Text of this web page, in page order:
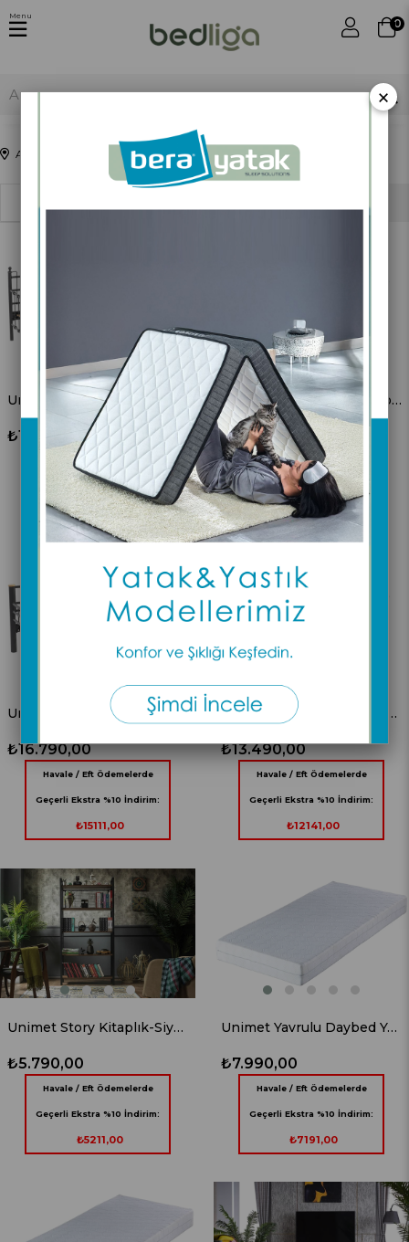
0
Menu
Anasayfa Sepette11İndirim
Unimet Lalas Dk Metal Sofa Sedir Üçlü Koltuk Siyah (Mindersiz)
₺17.490,00
Havale / Eft Ödemelerde
Geçerli Ekstra %10 İndirim:
₺15741,00
Unimet Lalas Dk Metal Sofa Sedir İkili Koltuk Siyah (Mindersiz)
₺14.190,00
Havale / Eft Ödemelerde
Geçerli Ekstra %10 İndirim:
₺12771,00
Unimet Kappis Dk Metal Sofa Sedir Üçlü Koltuk Siyah (Mindersiz)
₺16.790,00
Havale / Eft Ödemelerde
Geçerli Ekstra %10 İndirim:
₺15111,00
Unimet Kappis Dk Metal Sofa Sedir İkili Koltuk Siyah (Mindersiz)
₺13.490,00
Havale / Eft Ödemelerde
Geçerli Ekstra %10 İndirim:
₺12141,00
Unimet Story Kitaplık-Siyah
₺5.790,00
Havale / Eft Ödemelerde
Geçerli Ekstra %10 İndirim:
₺5211,00
Unimet Yavrulu Daybed Yatak Seti
₺7.990,00
Havale / Eft Ödemelerde
Geçerli Ekstra %10 İndirim:
₺7191,00
×